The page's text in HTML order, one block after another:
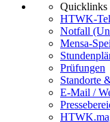
Quicklinks
HTWK-
Notfall
Mensa-
Prüfungen
Standorte
E-Mail /